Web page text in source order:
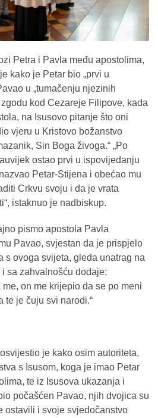
Petra i Pavla među apostolima,
kako je Petar bio „prvi u
u „tumačenju njezinih
kod Cezareje Filipove, kada
na Isusovo pitanje što oni
vjeru u Kristovo božanstvo
Sin Boga živoga.“ „Po
ostao prvi u ispovijedanju
Petar-Stijena i obećao mu
Crkvu svoju i da je vrata
istaknuo je nadbiskup.
pismo apostola Pavla
Pavao, svjestan da je prispjelo
s ovoga svijeta, gleda unatrag na
sa zahvalnošću dodaje:
on me krijepio da se po meni
te je čuju svi narodi.“
je kako osim autoriteta,
s Isusom, koga je imao Petar
te iz Isusova ukazanja i
počašćen Pavao, njih dvojica su
ostavili i svoje svjedočanstvo